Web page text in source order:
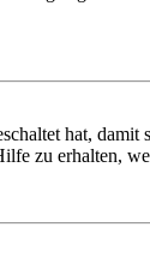
hat,
zu erhalten,